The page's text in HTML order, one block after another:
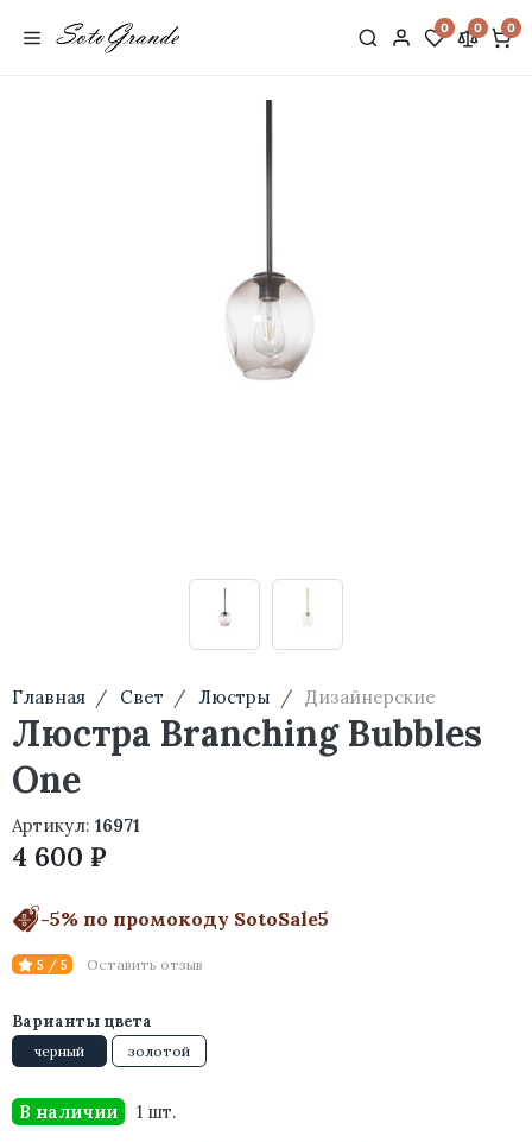
0 0 0
Главная Свет Люстры Дизайнерские
Люстра Branching Bubbles
One
Артикул: 16971
4 600 ₽
-5% по промокоду SotoSale5
5 / 5 Оставить отзыв
Варианты цвета
черный золотой
В наличии 1 шт.